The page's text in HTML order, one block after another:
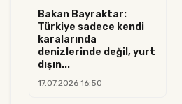
Bakan Bayraktar:
Türkiye sadece kendi
karalarında
denizlerinde değil, yurt
dışın...
17.07.2026 16:50